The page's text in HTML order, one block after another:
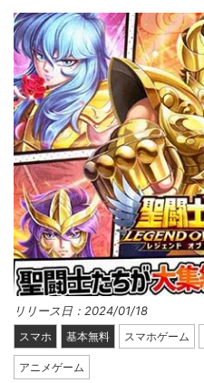
リリース日：2024/01/18
スマホ 基本無料 スマホゲーム
アニメゲーム